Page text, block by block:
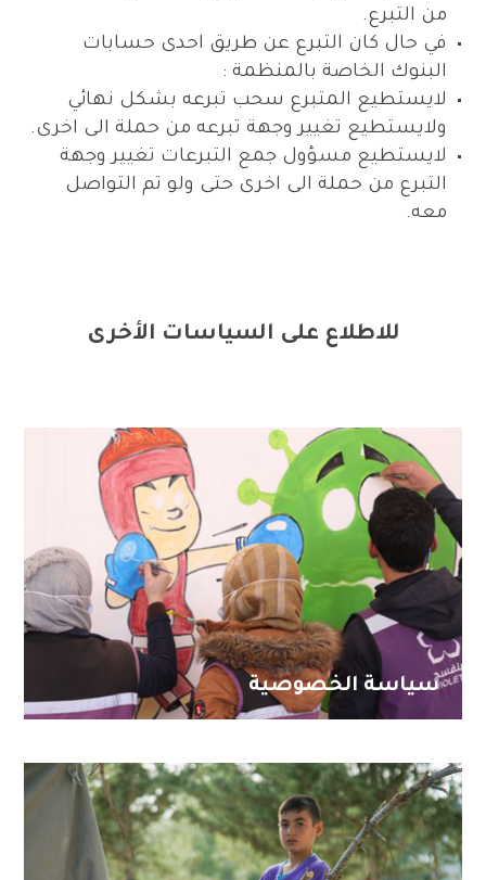
من التبرع.
في حال كان التبرع عن طريق احدى حسابات
البنوك الخاصة بالمنظمة :
لايستطيع المتبرع سحب تبرعه بشكل نهائي
ولايستطيع تغيير وجهة تبرعه من حملة الى اخرى.
لايستطيع مسؤول جمع التبرعات تغيير وجهة
التبرع من حملة الى اخرى حتى ولو تم التواصل
معه.
للاطلاع على السياسات الأخرى
سياسة الخصوصية